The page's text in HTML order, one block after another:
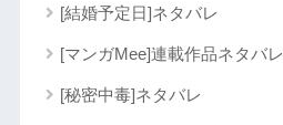
[結婚予定日]ネタバレ
[マンガMee]連載作品ネタバレ
[秘密中毒]ネタバレ